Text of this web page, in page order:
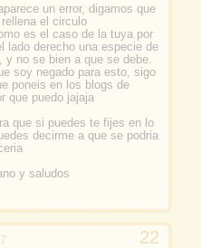
un error, digamos que
el circulo
es el caso de la tuya por
lado derecho una especie de
y no se bien a que se debe.
soy negado para esto, sigo
poneis en los blogs de
que puedo jajaja
que si puedes te fijes en lo
decirme a que se podria
y saludos